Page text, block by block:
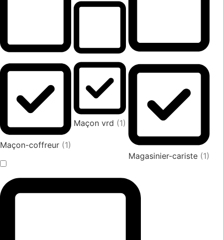
Maçon-coffreur (1)
Maçon vrd (1)
Magasinier-cariste (1)